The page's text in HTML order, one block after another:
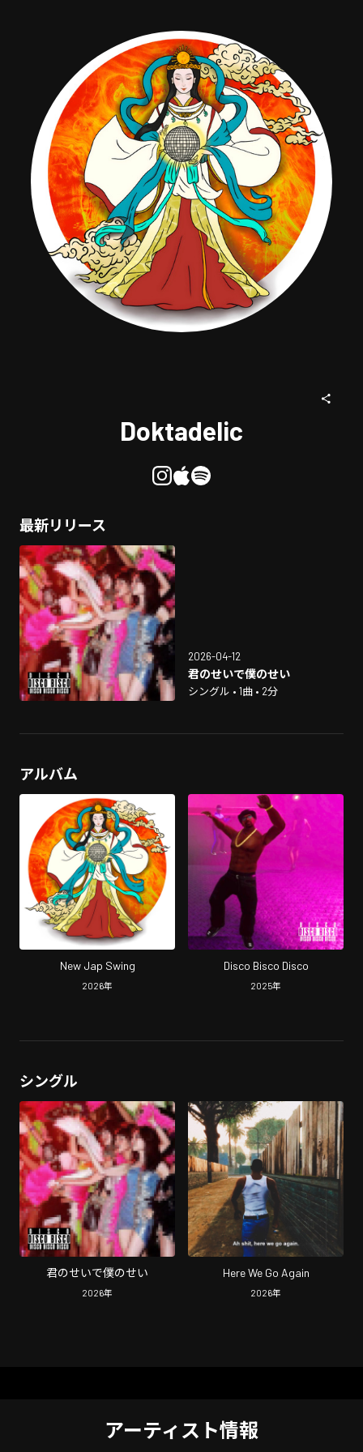
Doktadelic
最新リリース
2026-04-12
君のせいで僕のせい
シングル • 1曲 • 2分
アルバム
New Jap Swing
2026年
Disco Bisco Disco
2025年
シングル
君のせいで僕のせい
2026年
Here We Go Again
2026年
アーティスト情報